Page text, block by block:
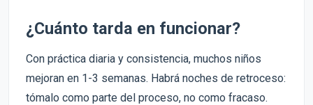
¿Cuánto tarda en funcionar?
Con práctica diaria y consistencia, muchos niños
mejoran en 1-3 semanas. Habrá noches de retroceso:
tómalo como parte del proceso, no como fracaso.